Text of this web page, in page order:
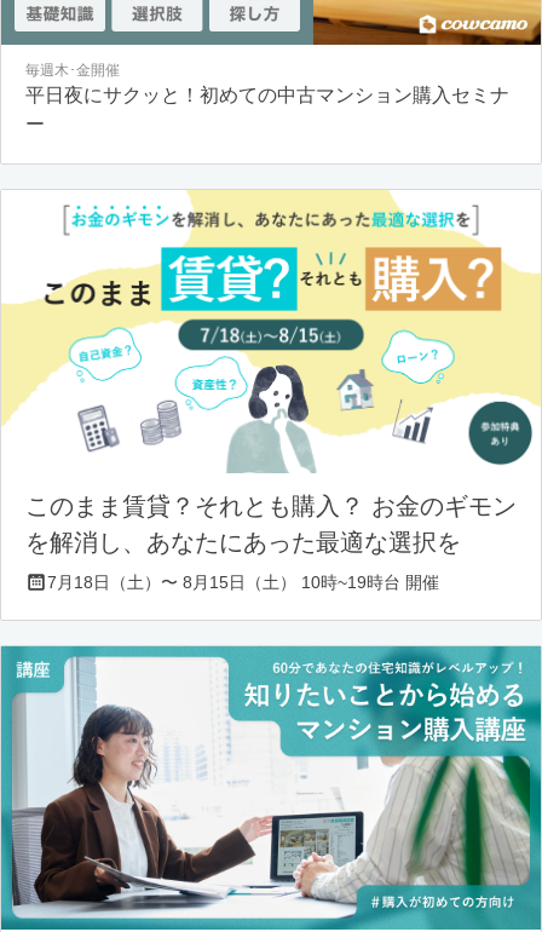
毎週木･金開催
平日夜にサクッと！初めての中古マンション購入セミナ
ー
このまま賃貸？それとも購入？ お金のギモン
を解消し、あなたにあった最適な選択を
7月18日（土）〜 8月15日（土） 10時~19時台 開催